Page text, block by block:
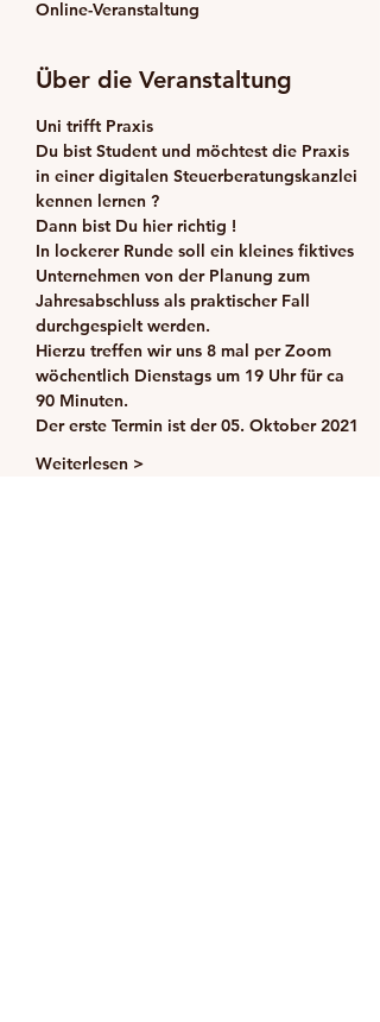
Online-Veranstaltung
Über die Veranstaltung
Uni trifft Praxis
Du bist Student und möchtest die Praxis
in einer digitalen Steuerberatungskanzlei
kennen lernen ?
Dann bist Du hier richtig !
In lockerer Runde soll ein kleines fiktives
Unternehmen von der Planung zum
Jahresabschluss als praktischer Fall
durchgespielt werden.
Hierzu treffen wir uns 8 mal per Zoom
wöchentlich Dienstags um 19 Uhr für ca
90 Minuten.
Der erste Termin ist der 05. Oktober 2021
Weiterlesen >